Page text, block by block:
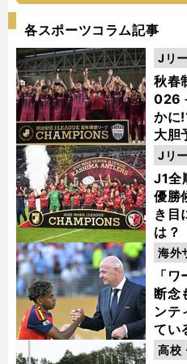
各スポーツコラム記事
秋春
026
かに
大胆
Jリ
J1全
優勝
き目
は？
Jリ
「
断念
ンテ
てい
海外
高校